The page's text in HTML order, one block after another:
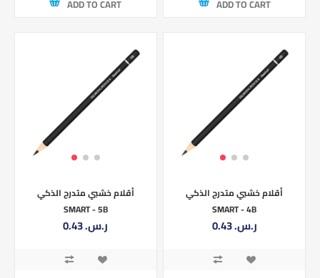
ADD TO CART ADD TO CART
أقلام خشبي متدرج الذكي
SMART - 5B
0.43 ر.س.‏
أقلام خشبي متدرج الذكي
SMART - 4B
0.43 ر.س.‏